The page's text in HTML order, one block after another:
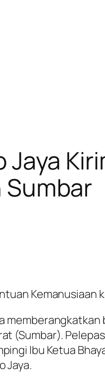
Jaya
Kemanusiaan
(Sumbar).
Ibu Ketua
Jaya.